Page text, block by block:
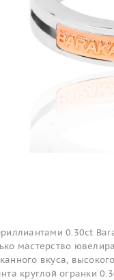
0.30ct
мастерство
вкуса,
круглой огранки